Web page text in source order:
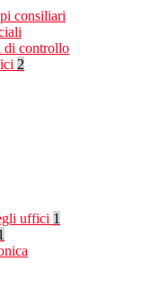
consiliari
di controllo
2
uffici 1